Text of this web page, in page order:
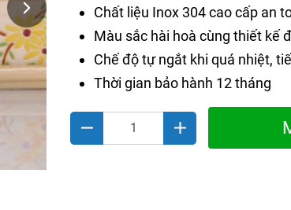
Chất liệu Inox 304 cao cấp an
Màu sắc hài hoà cùng thiết kế
Chế độ tự ngắt khi quá nhiệt,
Thời gian bảo hành 12 tháng